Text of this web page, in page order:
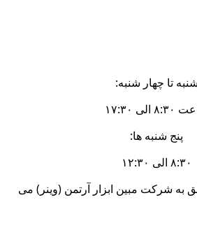
شنبه تا چهار شنبه:
الی ۱۷:۳۰
پنج شنبه ها:
۸:۳۰ الی ۱۲:۳۰
به شرکت مبین ابزار آرتمن (وینر) می